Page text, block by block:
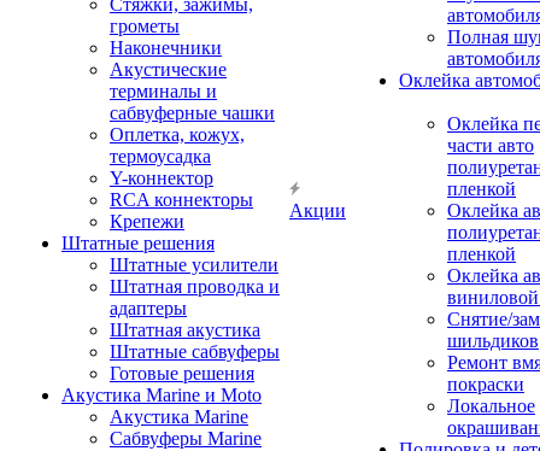
Стяжки, зажимы,
грометы
Наконечники
Акустические
терминалы и
сабвуферные чашки
Оплетка, кожух,
термоусадка
Y-коннектор
RCA коннекторы
Крепежи
Штатные решения
Штатные усилители
Штатная проводка и
адаптеры
Штатная акустика
Штатные сабвуферы
Готовые решения
Акустика Marine и Moto
Акустика Marine
Сабвуферы Marine
Акции
Полная
Оклейка
Оклейка
части авто
пленкой
Оклейка
пленкой
Оклейка
Снятие/
шильдиков
Ремонт
покраски
Локальное